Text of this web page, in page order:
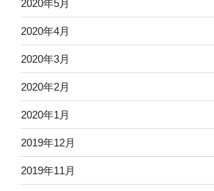
2020年5月
2020年4月
2020年3月
2020年2月
2020年1月
2019年12月
2019年11月